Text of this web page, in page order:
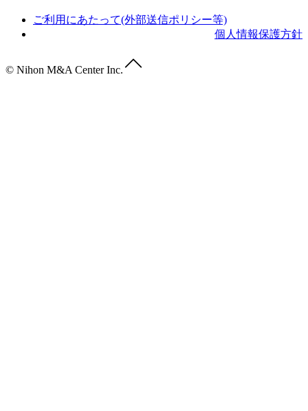
ご利用にあたって(外部送信ポリシー等)
個人情報保護方針
© Nihon M&A Center Inc.